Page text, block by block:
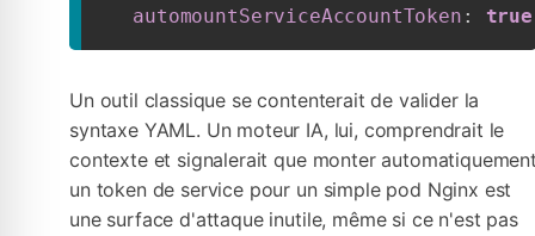
automountServiceAccountToken : true
Un outil classique se contenterait de valider la
syntaxe YAML. Un moteur IA, lui, comprendrait le
contexte et signalerait que monter
un token de service pour un simple pod Nginx est
une surface d'attaque inutile, même si ce n'est pas